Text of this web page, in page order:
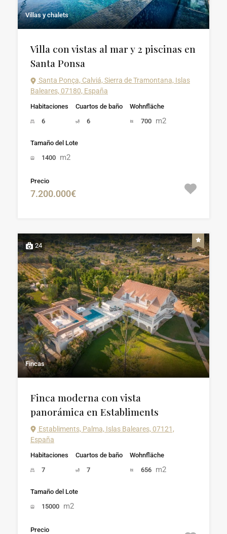
Villas y chalets
Villa con vistas al mar y 2 piscinas en
Santa Ponsa
Santa Ponça, Calviá, Sierra de Tramontana, Islas
Baleares, 07180, España
Habitaciones
6
Cuartos de baño
6
Wohnfläche
700 m2
Tamaño del Lote
1400 m2
Precio
7.200.000€
24
Fincas
Finca moderna con vista
panorámica en Establiments
Establiments, Palma, Islas Baleares, 07121,
España
Habitaciones
7
Cuartos de baño
7
Wohnfläche
656 m2
Tamaño del Lote
15000 m2
Precio